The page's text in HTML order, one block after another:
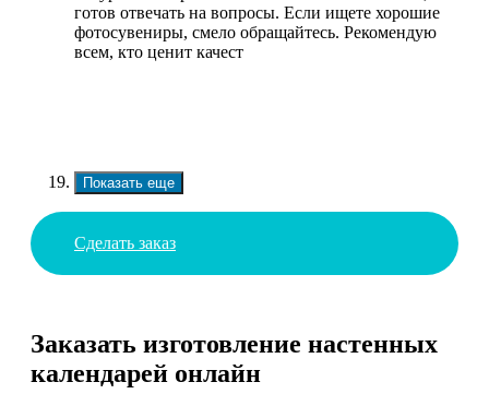
готов отвечать на вопросы. Если ищете хорошие
фотосувениры, смело обращайтесь. Рекомендую
всем, кто ценит качест
Показать еще
Сделать заказ
Заказать изготовление настенных
календарей онлайн